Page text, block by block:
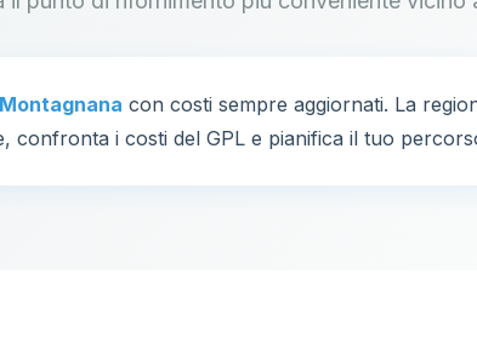
Montagnana con costi sempre aggiornati. La
confronta i costi del GPL e pianifica il tuo